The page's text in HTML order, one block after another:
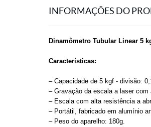
INFORMAÇÕES DO
Dinamômetro Tubular Linear 5
Características:
– Capacidade de 5 kgf - divisão:
– Gravação da escala a laser com
– Escala com alta resistência a
– Portátil, fabricado em alumínio
– Peso do aparelho: 180g.